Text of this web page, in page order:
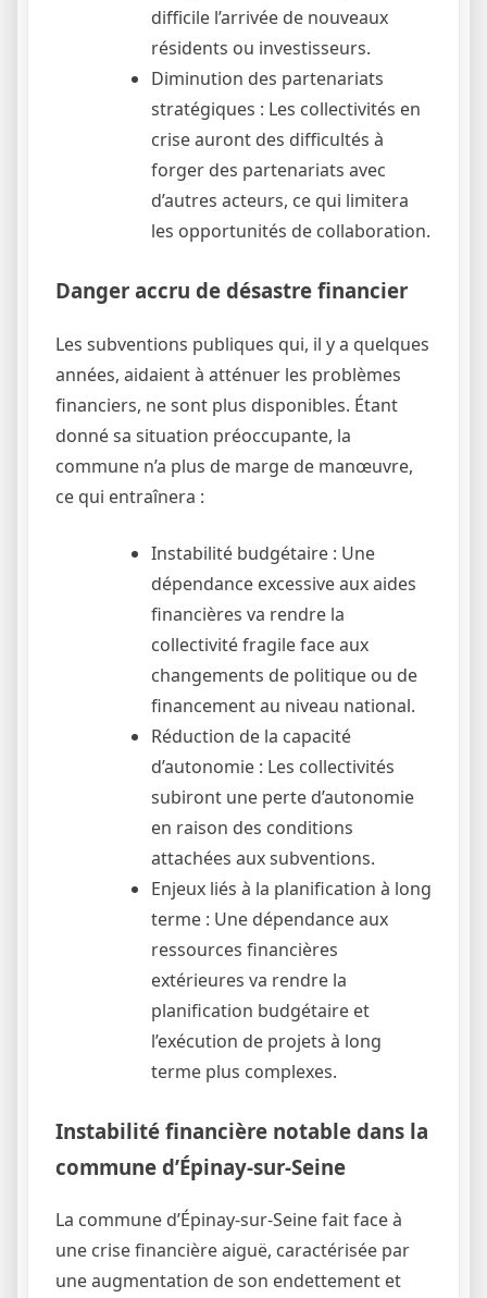
difficile l’arrivée de nouveaux
résidents ou investisseurs.
Diminution des partenariats
stratégiques : Les collectivités en
crise auront des difficultés à
forger des partenariats avec
d’autres acteurs, ce qui limitera
les opportunités de collaboration.
Danger accru de désastre financier
Les subventions publiques qui, il y a quelques
années, aidaient à atténuer les problèmes
financiers, ne sont plus disponibles. Étant
donné sa situation préoccupante, la
commune n’a plus de marge de manœuvre,
ce qui entraînera :
Instabilité budgétaire : Une
dépendance excessive aux aides
financières va rendre la
collectivité fragile face aux
changements de politique ou de
financement au niveau national.
Réduction de la capacité
d’autonomie : Les collectivités
subiront une perte d’autonomie
en raison des conditions
attachées aux subventions.
Enjeux liés à la planification à long
terme : Une dépendance aux
ressources financières
extérieures va rendre la
planification budgétaire et
l’exécution de projets à long
terme plus complexes.
Instabilité financière notable dans la
commune d’Épinay-sur-Seine
La commune d’Épinay-sur-Seine fait face à
une crise financière aiguë, caractérisée par
une augmentation de son endettement et